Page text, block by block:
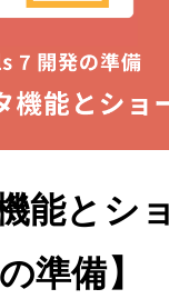
能とシ
準備】